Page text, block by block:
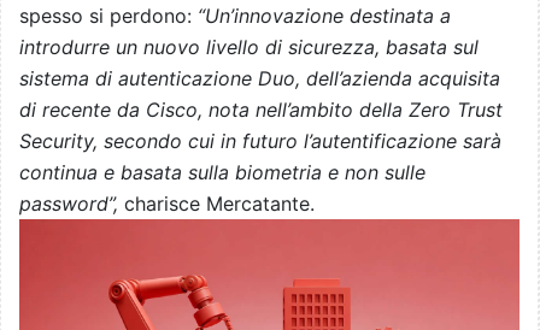
spesso si perdono: “Un’innovazione destinata a
introdurre un nuovo livello di sicurezza, basata sul
sistema di autenticazione Duo, dell’azienda acquisita
di recente da Cisco, nota nell’ambito della Zero Trust
Security, secondo cui in futuro l’autentificazione sarà
continua e basata sulla biometria e non sulle
password”, charisce Mercatante.